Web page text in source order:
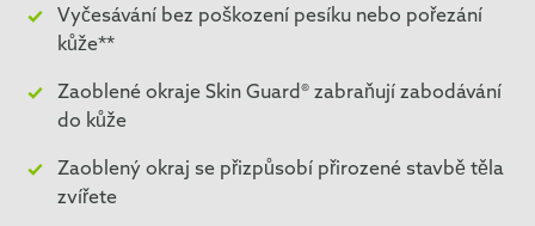
Vyčesávání bez poškození pesíku nebo pořezání
kůže**
Zaoblené okraje Skin Guard® zabraňují zabodávání
do kůže
Zaoblený okraj se přizpůsobí přirozené stavbě těla
zvířete